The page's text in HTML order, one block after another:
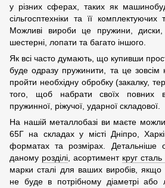
у різних сферах, таких як
сільгосптехніки та її
Можливі вироби це пружини,
шестерні, лопати та багато іншого.
Як всі часто думають, що купивши
буде одразу пружинити, та це зовсім
пройти необхідну обробку (закалку,
того, щоб набрати своїх повних
пружинної, ріжучої, ударної складової.
На нашій металлобазі ви маєте
65Г на складах у місті Дніпро,
форматах та розмірах. Детальніше
даному розділі , асортимент круг
марки сталі для ваших виробів, якщо
не буде в потрібному діаметрі або